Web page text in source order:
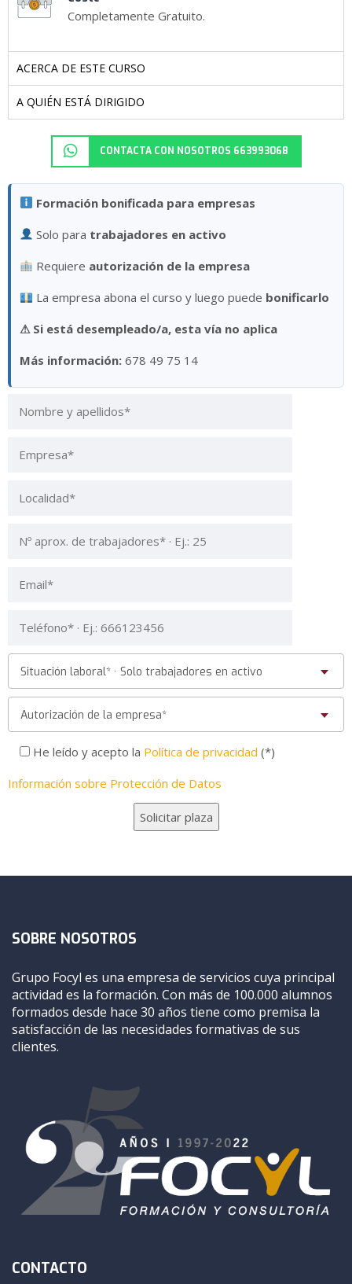
Completamente Gratuito.
ACERCA DE ESTE CURSO
A QUIÉN ESTÁ DIRIGIDO
CONTACTA CON NOSOTROS 663993068
Formación bonificada para empresas
Solo para trabajadores en activo
Requiere autorización de la empresa
La empresa abona el curso y luego puede bonificarlo
⚠ Si está desempleado/a, esta vía no aplica
Más información: 678 49 75 14
Situación laboral* · Solo trabajadores en activo
Autorización de la empresa*
He leído y acepto la Política de privacidad (*)
Información sobre Protección de Datos
SOBRE NOSOTROS
Grupo Focyl es una empresa de servicios cuya principal
actividad es la formación. Con más de 100.000 alumnos
formados desde hace 30 años tiene como premisa la
satisfacción de las necesidades formativas de sus
clientes.
CONTACTO